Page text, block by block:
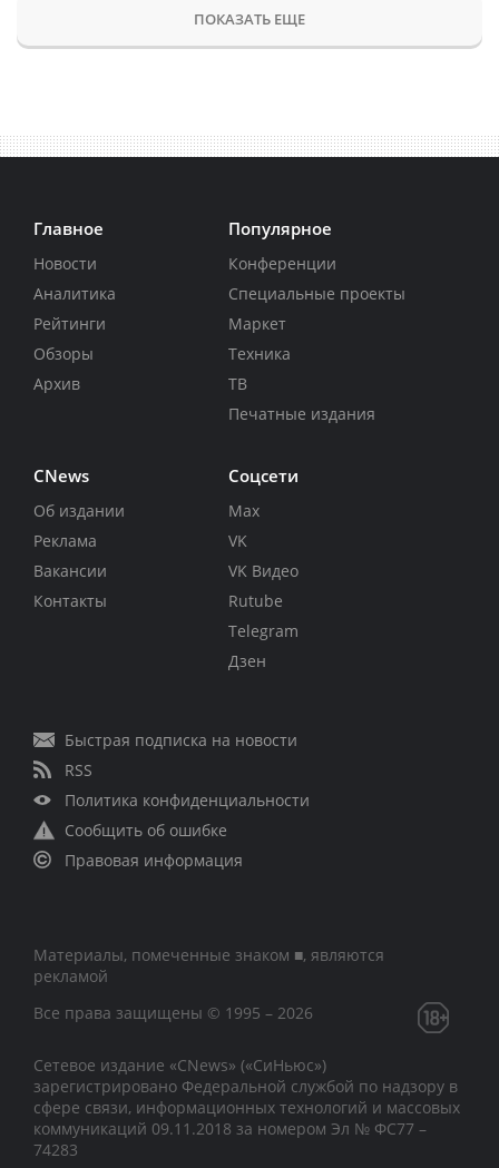
ПОКАЗАТЬ ЕЩЕ
Главное
Новости
Аналитика
Рейтинги
Обзоры
Архив
Популярное
Конференции
Специальные проекты
Маркет
Техника
ТВ
Печатные издания
CNews
Об издании
Реклама
Вакансии
Контакты
Соцсети
Max
VK
VK Видео
Rutube
Telegram
Дзен
Быстрая подписка на новости
RSS
Политика конфиденциальности
Сообщить об ошибке
Правовая информация
Материалы, помеченные знаком ■, являются
рекламой
Все права защищены © 1995 – 2026
Сетевое издание «CNews» («СиНьюс»)
зарегистрировано Федеральной службой по надзору в
сфере связи, информационных технологий и массовых
коммуникаций 09.11.2018 за номером Эл № ФС77 –
74283